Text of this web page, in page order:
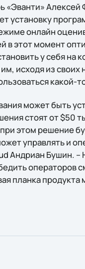
«Эванти»
установку
онлайн
в этот момент
у себя
им, исходя из
какой-
может быть
стоят от $50
этом решение
управлять и
Андриан Бушин.
операторов
планка